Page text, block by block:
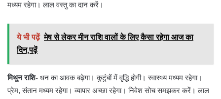
मध्यम रहेगा। लाल वस्तु का दान करें।
ये भी पढ़ें मेष से लेकर मीन राशि वालों के लिए कैसा रहेगा आज का
दिन,पढ़ें
मिथुन राशि- धन का आवक बढ़ेगा। कुटुंबों में वृद्धि होगी। स्वास्थ्य मध्यम रहेगा।
प्रेम, संतान मध्यम रहेगा। व्यापार अच्छा रहेगा। निवेश सोच समझकर करें। लाल